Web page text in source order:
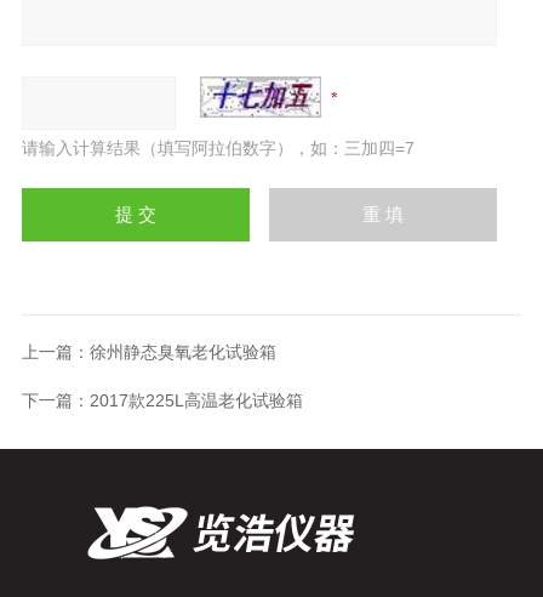
请输入计算结果（填写阿拉伯数字），如：三加四=7
上一篇： 徐州静态臭氧老化试验箱
下一篇： 2017款225L高温老化试验箱